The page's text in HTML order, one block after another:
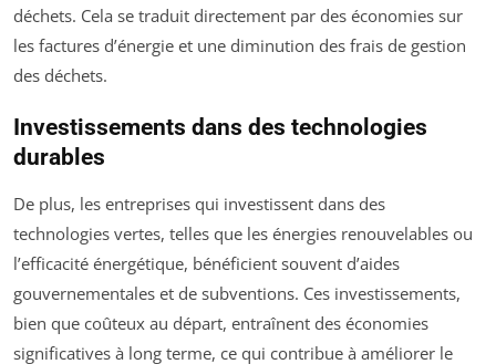
déchets. Cela se traduit directement par des économies sur
les factures d’énergie et une diminution des frais de gestion
des déchets.
Investissements dans des technologies
durables
De plus, les entreprises qui investissent dans des
technologies vertes, telles que les énergies renouvelables ou
l’efficacité énergétique, bénéficient souvent d’aides
gouvernementales et de subventions. Ces investissements,
bien que coûteux au départ, entraînent des économies
significatives à long terme, ce qui contribue à améliorer le